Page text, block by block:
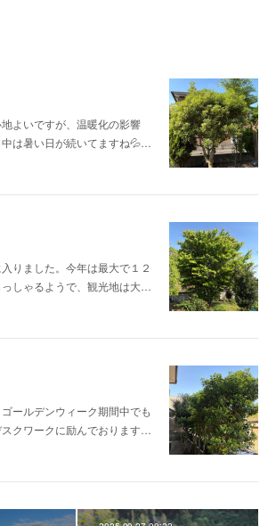
よいですが、温暖化の影響
は暑い日が続いてますね💦…
りました。今年は最大で１２
しゃるようで、観光地は大…
ールデンウィーク期間中でも
クワークに励んでおります…